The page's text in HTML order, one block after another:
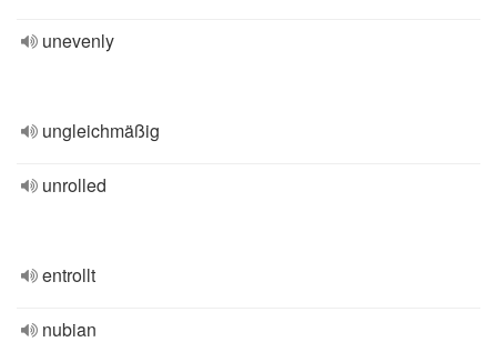
unevenly
ungleichmäßig
unrolled
entrollt
nubian